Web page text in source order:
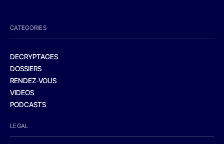
CATEGORIES
DECRYPTAGES
DOSSIERS
RENDEZ-VOUS
VIDEOS
PODCASTS
LEGAL